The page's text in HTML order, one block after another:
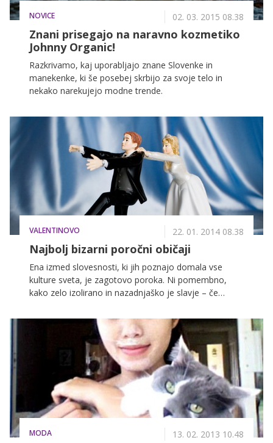
NOVICE 02. 03. 2015 08.38
Znani prisegajo na naravno kozmetiko
Johnny Organic!
Razkrivamo, kaj uporabljajo znane Slovenke in
manekenke, ki še posebej skrbijo za svoje telo in
nekako narekujejo modne trende.
VALENTINOVO 22. 01. 2014 08.38
Najbolj bizarni poročni običaji
Ena izmed slovesnosti, ki jih poznajo domala vse
kulture sveta, je zagotovo poroka. Ni pomembno,
kako zelo izolirano in nazadnjaško je slavje – če
bo vsaj malo spominjalo na poroko, kot jo poznamo
pri nas. No, v nekaterih delih sveta pa poročno slavje
res ni niti malo podobno obredu, ki smo ga vajeni.
Zgodi se lahko celo, da bo vse skupaj videti precej
zmedeno, strašno, ogabno ali kar vse troje skupaj. A
med zgražanjem nad nekaterimi najbolj nenavadnimi
poročnimi tradicijami po svetu mislite na to, da so za
te ljudi morda tudi naše navade vse prej kot običajne.
MODA 13. 02. 2013 10.48